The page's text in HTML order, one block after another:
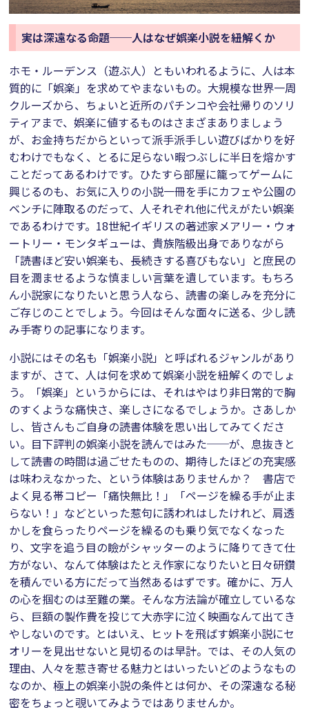
実は深遠なる命題──人はなぜ娯楽小説を紐解くか
ホモ・ルーデンス（遊ぶ人）ともいわれるように、人は本
質的に「娯楽」を求めてやまないもの。大規模な世界一周
クルーズから、ちょいと近所のパチンコや会社帰りのソリ
ティアまで、娯楽に値するものはさまざまありましょう
が、お金持ちだからといって派手派手しい遊びばかりを好
むわけでもなく、とるに足らない暇つぶしに半日を熔かす
ことだってあるわけです。ひたすら部屋に籠ってゲームに
興じるのも、お気に入りの小説一冊を手にカフェや公園の
ベンチに陣取るのだって、人それぞれ他に代えがたい娯楽
であるわけです。18世紀イギリスの著述家メアリー・ウォ
ートリー・モンタギューは、貴族階級出身でありながら
「読書ほど安い娯楽も、長続きする喜びもない」と庶民の
目を潤ませるような慎ましい言葉を遺しています。もちろ
ん小説家になりたいと思う人なら、読書の楽しみを充分に
ご存じのことでしょう。今回はそんな面々に送る、少し読
み手寄りの記事になります。
小説にはその名も「娯楽小説」と呼ばれるジャンルがあり
ますが、さて、人は何を求めて娯楽小説を紐解くのでしょ
う。「娯楽」というからには、それはやはり非日常的で胸
のすくような痛快さ、楽しさになるでしょうか。さあしか
し、皆さんもご自身の読書体験を思い出してみてくださ
い。目下評判の娯楽小説を読んではみた──が、息抜きと
して読書の時間は過ごせたものの、期待したほどの充実感
は味わえなかった、という体験はありませんか？ 書店で
よく見る帯コピー「痛快無比！」「ページを繰る手が止ま
らない！」などといった惹句に誘われはしたけれど、肩透
かしを食らったりページを繰るのも乗り気でなくなった
り、文字を追う目の瞼がシャッターのように降りてきて仕
方がない、なんて体験はたとえ作家になりたいと日々研鑽
を積んでいる方にだって当然あるはずです。確かに、万人
の心を掴むのは至難の業。そんな方法論が確立しているな
ら、巨額の製作費を投じて大赤字に泣く映画なんて出てき
やしないのです。とはいえ、ヒットを飛ばす娯楽小説にセ
オリーを見出せないと見切るのは早計。では、その人気の
理由、人々を惹き寄せる魅力とはいったいどのようなもの
なのか、極上の娯楽小説の条件とは何か、その深遠なる秘
密をちょっと覗いてみようではありませんか。